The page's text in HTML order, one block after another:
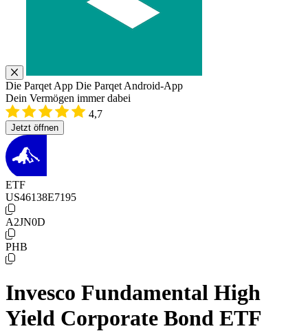
Die Parqet App Die Parqet Android-App
Dein Vermögen immer dabei
4,7
Jetzt öffnen
ETF
US46138E7195
A2JN0D
PHB
Invesco Fundamental High
Yield Corporate Bond ETF